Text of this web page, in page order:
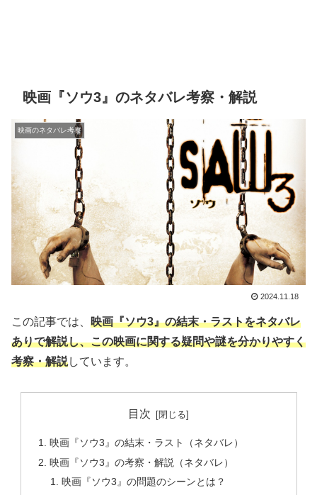
映画『ソウ3』のネタバレ考察・解説
映画のネタバレ考察
2024.11.18
この記事では、 映画『ソウ3』の結末・ラストをネタバレ
ありで解説し、この映画に関する疑問や謎を分かりやすく
考察・解説しています。
目次
映画『ソウ3』の結末・ラスト（ネタバレ）
映画『ソウ3』の考察・解説（ネタバレ）
映画『ソウ3』の問題のシーンとは？